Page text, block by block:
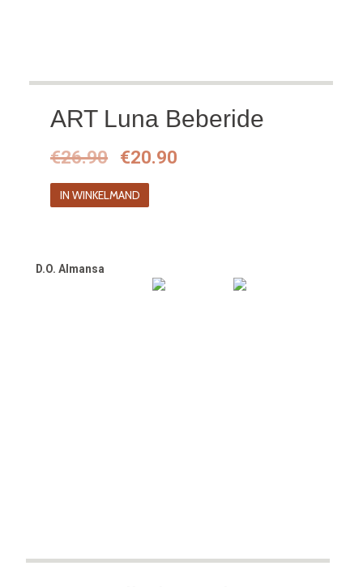
ART Luna Beberide
€26.90
Oorspronkelijke
prijs
was:
€20.90
IN WINKELMAND
D.O. Almansa